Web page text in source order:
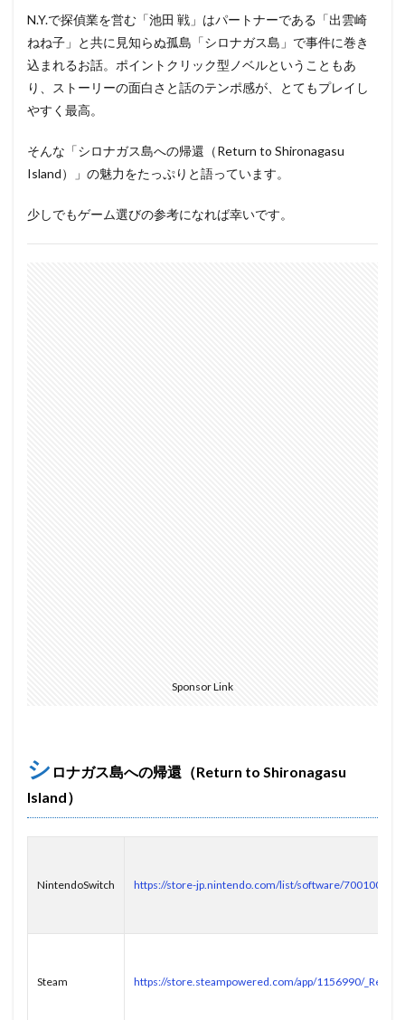
N.Y.で探偵業を営む「池田 戦」はパートナーである「出雲崎
ねね子」と共に見知らぬ孤島「シロナガス島」で事件に巻き
込まれるお話。ポイントクリック型ノベルということもあ
り、ストーリーの面白さと話のテンポ感が、とてもプレイし
やすく最高。
そんな「シロナガス島への帰還（Return to Shironagasu
Island）」の魅力をたっぷりと語っています。
少しでもゲーム選びの参考になれば幸いです。
Sponsor Link
シ ロナガス島への帰還（Return to Shironagasu
Island）
NintendoSwitch https://store-jp.nintendo.com/list/software/
Steam https://store.steampowered.com/app/1156990/